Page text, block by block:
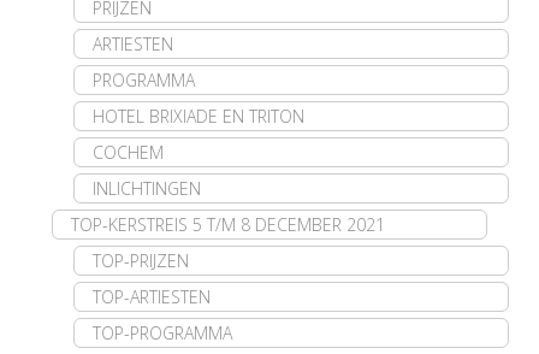
PRIJZEN
ARTIESTEN
PROGRAMMA
HOTEL BRIXIADE EN TRITON
COCHEM
INLICHTINGEN
TOP-KERSTREIS 5 T/M 8 DECEMBER 2021
TOP-PRIJZEN
TOP-ARTIESTEN
TOP-PROGRAMMA